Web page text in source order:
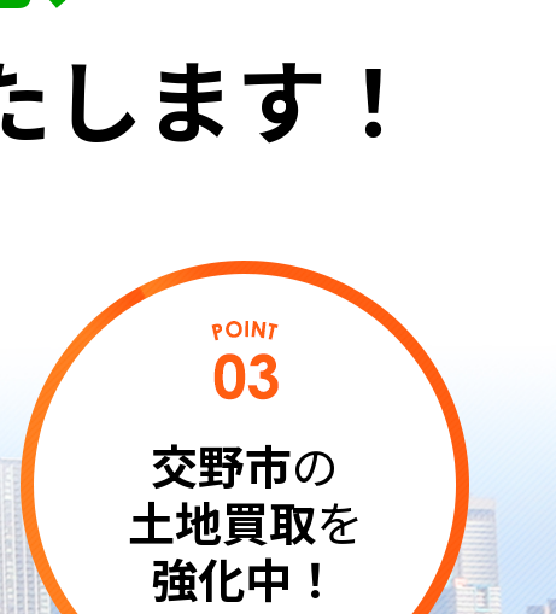
します！
交野市の
土地買取を
強化中！